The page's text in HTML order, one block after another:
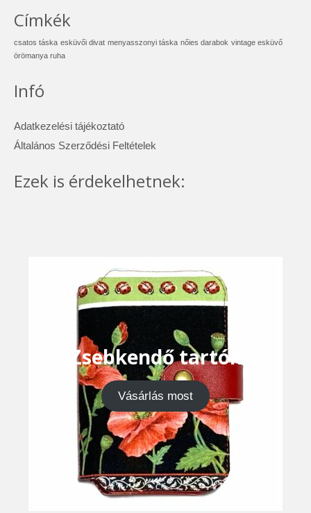
Címkék
csatos táska esküvői divat menyasszonyi táska nőies darabok vintage esküvő
örömanya ruha
Infó
Adatkezelési tájékoztató
Általános Szerződési Feltételek
Ezek is érdekelhetnek:
Zsebkendő tartók
Vásárlás most